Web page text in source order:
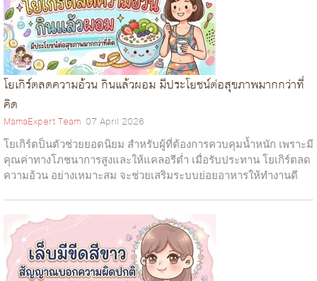
โยเกิร์ตลดความอ้วน กินแล้วผอม มีประโยชน์ต่อสุขภาพมากกว่าที่
คิด
MamaExpert Team 07 April 2026
โยเกิร์ตป็นตัวช่วยยอดนิยม สำหรับผู้ที่ต้องการควบคุมน้ำหนัก เพราะมี
คุณค่าทางโภชนาการสูงและให้แคลอรีต่ำ เมื่อรับประทาน โยเกิร์ตลด
ความอ้วน อย่างเหมาะสม จะช่วยเสริมระบบย่อยอาหารให้ทำงานดี